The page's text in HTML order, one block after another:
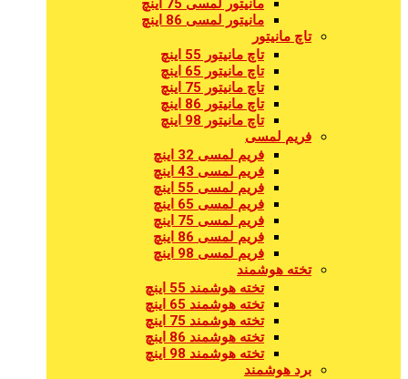
مانیتور لمسی 75 اینچ
مانیتور لمسی 86 اینچ
تاچ مانیتور
تاچ مانیتور 55 اینچ
تاچ مانیتور 65 اینچ
تاچ مانیتور 75 اینچ
تاچ مانیتور 86 اینچ
تاچ مانیتور 98 اینچ
فریم لمسی
فریم لمسی 32 اینچ
فریم لمسی 43 اینچ
فریم لمسی 55 اینچ
فریم لمسی 65 اینچ
فریم لمسی 75 اینچ
فریم لمسی 86 اینچ
فریم لمسی 98 اینچ
تخته هوشمند
تخته هوشمند 55 اینچ
تخته هوشمند 65 اینچ
تخته هوشمند 75 اینچ
تخته هوشمند 86 اینچ
تخته هوشمند 98 اینچ
برد هوشمند